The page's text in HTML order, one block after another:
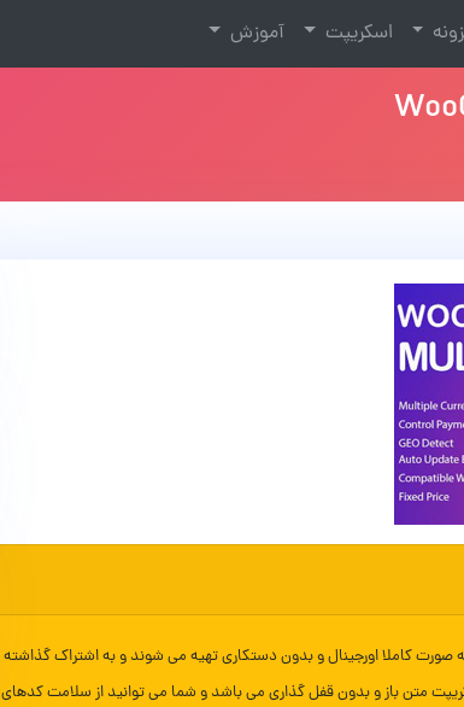
اسکریپت آموزش
صورت کاملا اورجینال و بدون دستکاری تهیه می شوند و به اشتراک گذاشته
متن باز و بدون قفل گذاری می باشد و شما می توانید از سلامت کدهای